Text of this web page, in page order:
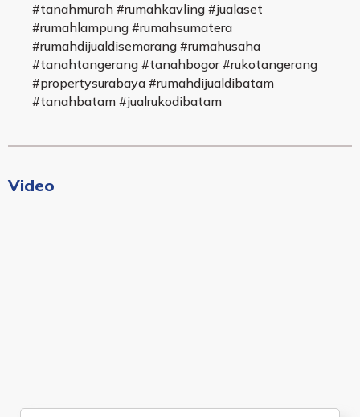
#tanahmurah #rumahkavling #jualaset
#rumahlampung #rumahsumatera
#rumahdijualdisemarang #rumahusaha
#tanahtangerang #tanahbogor #rukotangerang
#propertysurabaya #rumahdijualdibatam
#tanahbatam #jualrukodibatam
Video